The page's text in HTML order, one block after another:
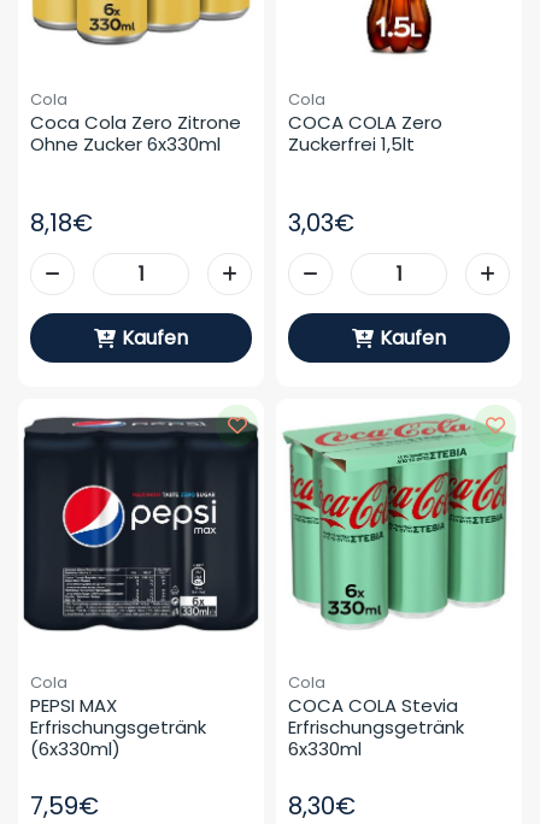
Cola
Coca Cola Zero Zitrone
Ohne Zucker 6x330ml
8,18€
Kaufen
Cola
COCA COLA Zero
Zuckerfrei 1,5lt
3,03€
Kaufen
Cola
PEPSI MAX
Erfrischungsgetränk
(6x330ml)
7,59€
Cola
COCA COLA Stevia
Erfrischungsgetränk
6x330ml
8,30€